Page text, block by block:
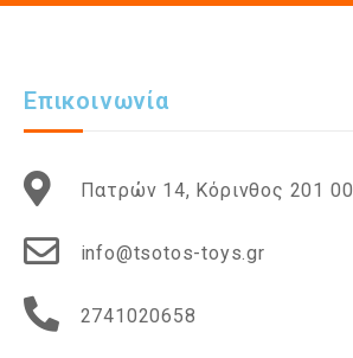
Επικοινωνία
Πατρών 14, Κόρινθος 201 00
info@tsotos-toys.gr
2741020658